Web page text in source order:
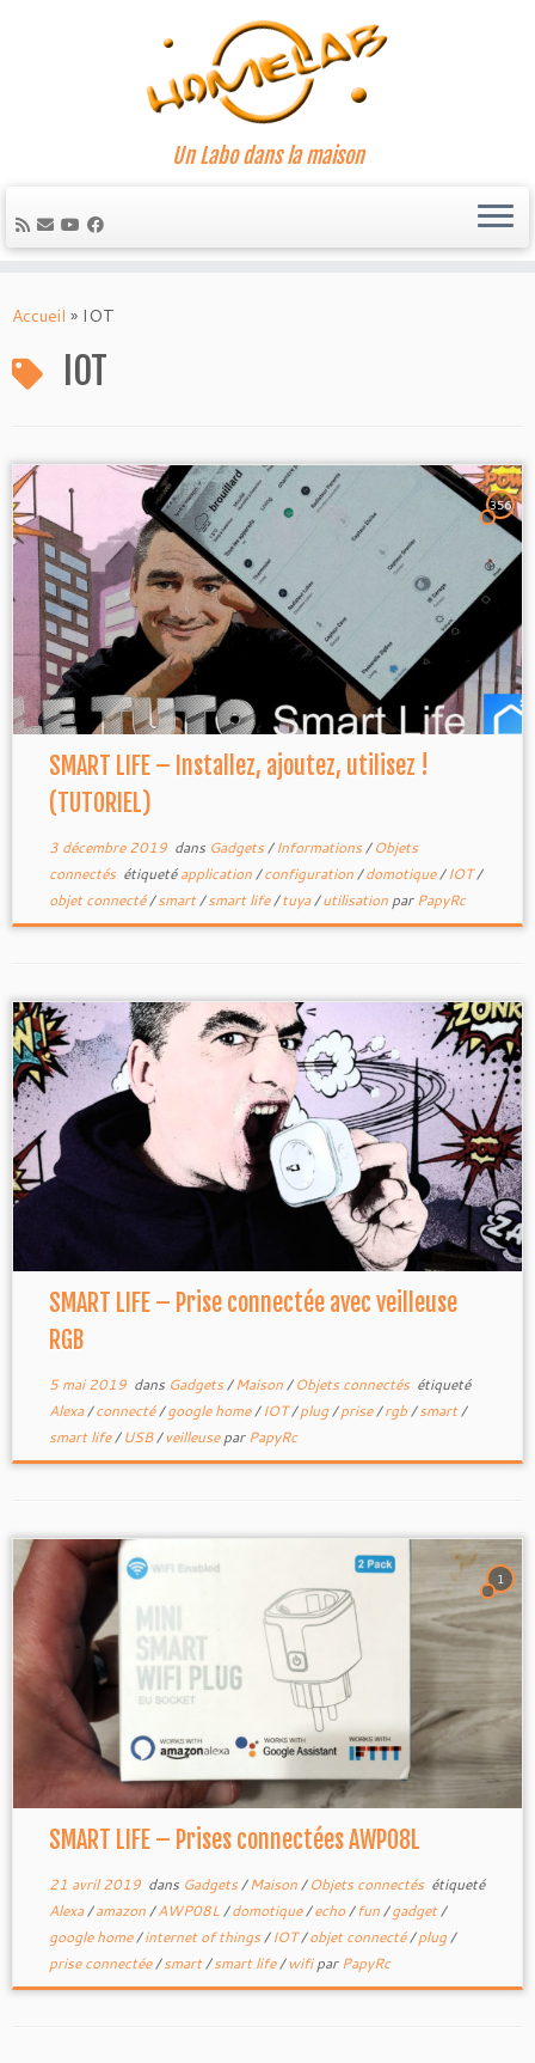
au
Un Labo dans la maison
Accueil » IOT
IOT
356
SMART LIFE – Installez, ajoutez, utilisez !
(TUTORIEL)
3 décembre 2019dans Gadgets/Informations/Objets
connectés étiquetéapplication/configuration/domotique/IOT/
objet connecté/smart/smart life/tuya/utilisation parPapyRc
SMART LIFE – Prise connectée avec veilleuse
RGB
5 mai 2019dans Gadgets/Maison/Objets connectés étiqueté
Alexa/connecté/google home/IOT/plug/prise/rgb/smart/
smart life/USB/veilleuseparPapyRc
1
SMART LIFE – Prises connectées AWP08L
21 avril 2019dans Gadgets/Maison/Objets connectés étiqueté
Alexa/amazon/AWP08L/domotique/echo/fun/gadget/
google home/internet of things/IOT/objet connecté/plug/
prise connectée/smart/smart life/wifiparPapyRc